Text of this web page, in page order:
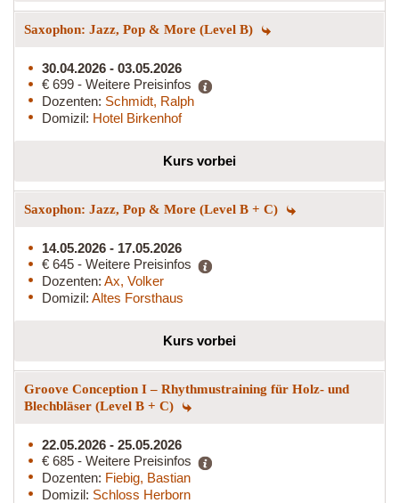
Saxophon: Jazz, Pop & More (Level B)
30.04.2026 - 03.05.2026
€ 699 - Weitere Preisinfos
Dozenten: Schmidt, Ralph
Domizil: Hotel Birkenhof
Kurs vorbei
Saxophon: Jazz, Pop & More (Level B + C)
14.05.2026 - 17.05.2026
€ 645 - Weitere Preisinfos
Dozenten: Ax, Volker
Domizil: Altes Forsthaus
Kurs vorbei
Groove Conception I – Rhythmustraining für Holz- und
Blechbläser (Level B + C)
22.05.2026 - 25.05.2026
€ 685 - Weitere Preisinfos
Dozenten: Fiebig, Bastian
Domizil: Schloss Herborn